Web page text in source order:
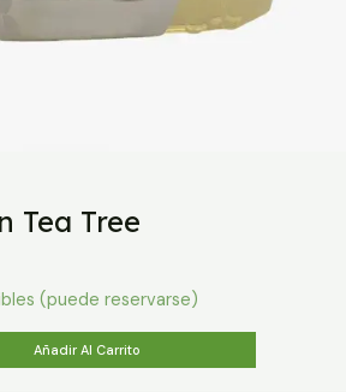
Tea Tree
(puede reservarse)
Añadir Al Carrito